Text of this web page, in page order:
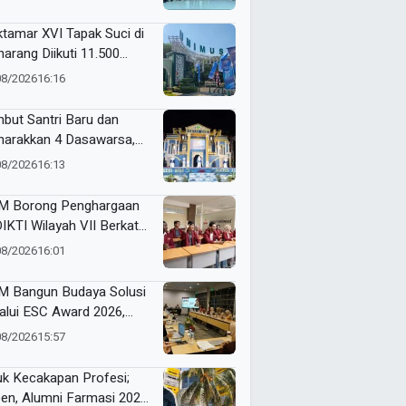
XVI Tapak Suci di
Diikuti 11.500
Ini Rangkaian
202616:16
Santri Baru dan
4 Dasawarsa,
Gelar Pentas Seni
202616:13
Borong Penghargaan
Wilayah VII Berkat
Sama Industri dan
202616:01
Bangun Budaya Solusi
ESC Award 2026,
Dosen dan Tendik
202615:57
Kecakapan Profesi;
Alumni Farmasi 2026